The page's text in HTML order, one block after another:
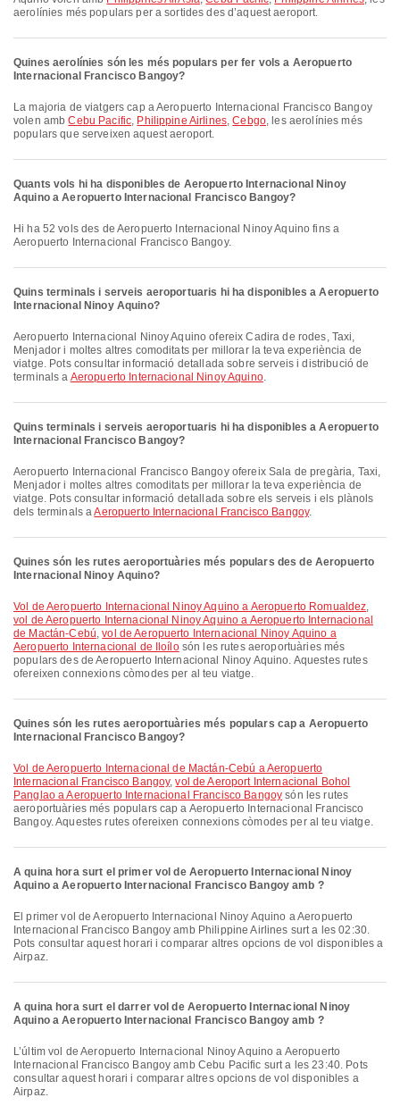
aerolínies més populars per a sortides des d’aquest aeroport.
Quines aerolínies són les més populars per fer vols a Aeropuerto
Internacional Francisco Bangoy?
La majoria de viatgers cap a Aeropuerto Internacional Francisco Bangoy
volen ambCebu Pacific, Philippine Airlines,Cebgo, les aerolínies més
populars que serveixen aquest aeroport.
Quants vols hi ha disponibles de Aeropuerto Internacional Ninoy
Aquino a Aeropuerto Internacional Francisco Bangoy?
Hi ha 52 vols des de Aeropuerto Internacional Ninoy Aquino fins a
Aeropuerto Internacional Francisco Bangoy.
Quins terminals i serveis aeroportuaris hi ha disponibles a Aeropuerto
Internacional Ninoy Aquino?
Aeropuerto Internacional Ninoy Aquino ofereix Cadira de rodes, Taxi,
Menjador i moltes altres comoditats per millorar la teva experiència de
viatge. Pots consultar informació detallada sobre serveis i distribució de
terminals a Aeropuerto Internacional Ninoy Aquino.
Quins terminals i serveis aeroportuaris hi ha disponibles a Aeropuerto
Internacional Francisco Bangoy?
Aeropuerto Internacional Francisco Bangoy ofereix Sala de pregària, Taxi,
Menjador i moltes altres comoditats per millorar la teva experiència de
viatge. Pots consultar informació detallada sobre els serveis i els plànols
dels terminals aAeropuerto Internacional Francisco Bangoy.
Quines són les rutes aeroportuàries més populars des de Aeropuerto
Internacional Ninoy Aquino?
vol de Aeropuerto Internacional Ninoy Aquino a Aeropuerto Romualdez,
vol de Aeropuerto Internacional Ninoy Aquino a Aeropuerto Internacional
de Mactán-Cebú,vol de Aeropuerto Internacional Ninoy Aquino a
Aeropuerto Internacional de Iloílosón les rutes aeroportuàries més
populars des de Aeropuerto Internacional Ninoy Aquino. Aquestes rutes
ofereixen connexions còmodes per al teu viatge.
Quines són les rutes aeroportuàries més populars cap a Aeropuerto
Internacional Francisco Bangoy?
vol de Aeropuerto Internacional de Mactán-Cebú a Aeropuerto
Internacional Francisco Bangoy,vol de Aeroport Internacional Bohol
Panglao a Aeropuerto Internacional Francisco Bangoy són les rutes
aeroportuàries més populars cap a Aeropuerto Internacional Francisco
Bangoy. Aquestes rutes ofereixen connexions còmodes per al teu viatge.
A quina hora surt el primer vol de Aeropuerto Internacional Ninoy
Aquino a Aeropuerto Internacional Francisco Bangoy amb ?
El primer vol de Aeropuerto Internacional Ninoy Aquino a Aeropuerto
Internacional Francisco Bangoy amb Philippine Airlines surt a les 02:30.
Pots consultar aquest horari i comparar altres opcions de vol disponibles a
Airpaz.
A quina hora surt el darrer vol de Aeropuerto Internacional Ninoy
Aquino a Aeropuerto Internacional Francisco Bangoy amb ?
L’últim vol de Aeropuerto Internacional Ninoy Aquino a Aeropuerto
Internacional Francisco Bangoy amb Cebu Pacific surt a les 23:40. Pots
consultar aquest horari i comparar altres opcions de vol disponibles a
Airpaz.